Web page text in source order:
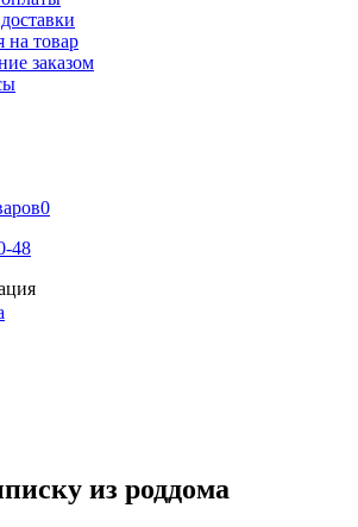
на товар
заказом
0
48
из роддома